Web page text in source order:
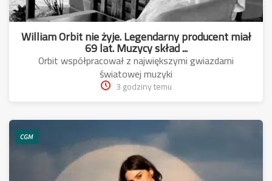
William Orbit nie żyje. Legendarny producent miał
69 lat. Muzycy skład ...
Orbit współpracował z największymi gwiazdami
światowej muzyki
3 godziny temu
CGM